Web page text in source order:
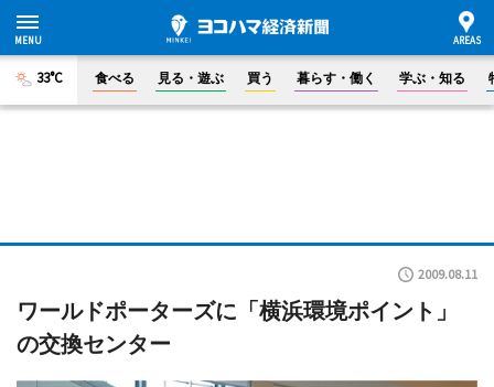
33°C 食べる 見る・遊ぶ 買う 暮らす・働く 学ぶ・知る
2009.08.11
ワールドポーターズに「横浜環境ポイント」
の交換センター